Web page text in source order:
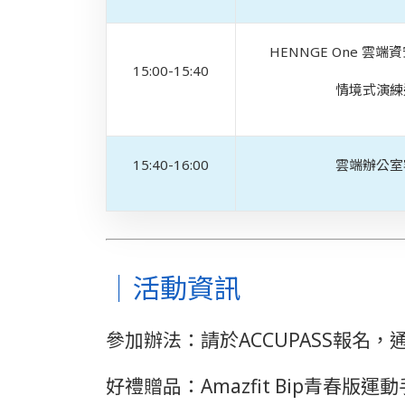
15:00-15:40
HENNGE One 雲端
情境式演
15:40-16:00 雲端辦公
｜活動資訊
參加辦法：請於ACCUPASS報名，
好禮贈品：Amazfit Bip青春版運